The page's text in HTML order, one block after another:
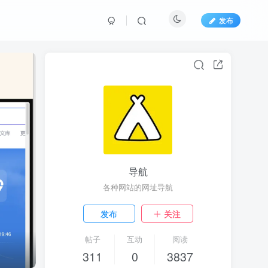
发布
导航
各种网站的网址导航
发布 关注
帖子
311
互动
0
阅读
3837